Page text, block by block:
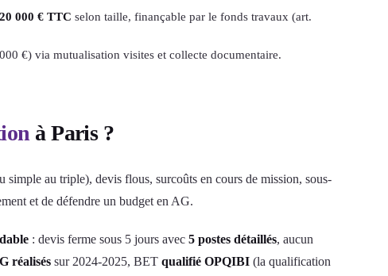
000 € TTC selon taille, finançable par le fonds travaux (art.
€) via mutualisation visites et collecte documentaire.
à Paris ?
simple au triple), devis flous, surcoûts en cours de mission, sous-
et de défendre un budget en AG.
: devis ferme sous 5 jours avec 5 postes détaillés, aucun
réalisés sur 2024-2025, BET qualifié OPQIBI (la qualification